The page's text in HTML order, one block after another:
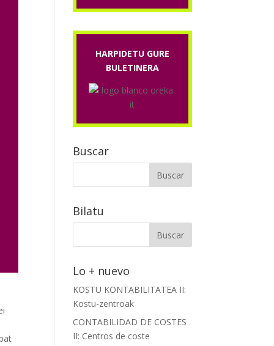
HARPIDETU GURE
BULETINERA
Buscar
Bilatu
Lo + nuevo
KOSTU KONTABILITATEA II:
Kostu-zentroak
CONTABILIDAD DE COSTES
II: Centros de coste